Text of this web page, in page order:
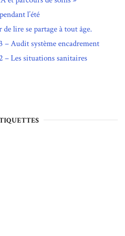
l’été
lire se partage à tout âge.
– Audit système encadrement
– Les situations sanitaires